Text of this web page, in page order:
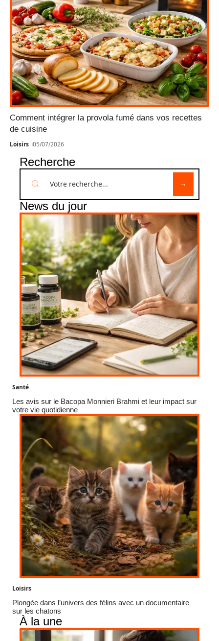
Comment intégrer la provola fumé dans vos recettes
de cuisine
Loisirs 05/07/2026
Recherche
News du jour
Santé
Les avis sur le Bacopa Monnieri Brahmi et leur impact sur
votre vie quotidienne
Loisirs
Plongée dans l’univers des félins avec un documentaire
sur les chatons
À la une